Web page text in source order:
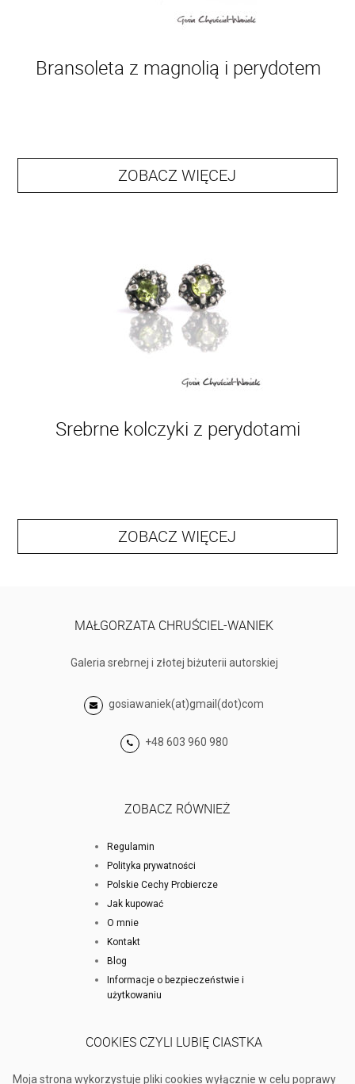
Bransoleta z magnolią i perydotem
ZOBACZ WIĘCEJ
Srebrne kolczyki z perydotami
ZOBACZ WIĘCEJ
MAŁGORZATA CHRUŚCIEL-WANIEK
Galeria srebrnej i złotej biżuterii autorskiej
gosiawaniek(at)gmail(dot)com
+48 603 960 980
ZOBACZ RÓWNIEŻ
Regulamin
Polityka prywatności
Polskie Cechy Probiercze
Jak kupować
O mnie
Kontakt
Blog
Informacje o bezpieczeństwie i
użytkowaniu
COOKIES CZYLI LUBIĘ CIASTKA
Moja strona wykorzystuje pliki cookies wyłącznie w celu poprawy